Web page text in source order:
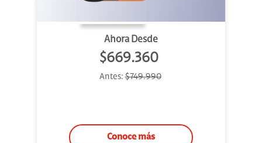
Ahora Desde
$669.360
Antes:$749.990
Conoce más